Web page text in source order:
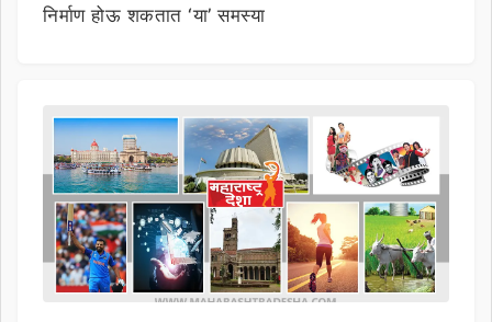
निर्माण होऊ शकतात ‘या’ समस्या